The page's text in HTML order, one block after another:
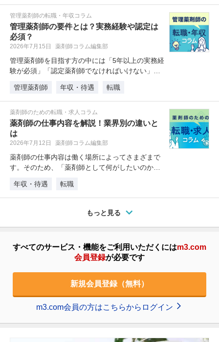
管理薬剤師の転職・年収コラム
管理薬剤師の要件とは？実務経験や認定は
必須？
2026年7月15日 薬剤師コラム編集部
管理薬剤師を目指す方の中には「5年以上の実務経
験が必須」「認定薬剤師でなければいけない」と
管理薬剤師
年収・待遇 転職
薬剤師のための転職・求人コラム
薬剤師の仕事内容を解説！業界別の違いと
は
2026年7月12日 薬剤師コラム編集部
薬剤師の仕事内容は働く場所によってさまざまで
す。そのため、「薬剤師として何がしたいのか」
年収・待遇
転職
もっと見る
すべてのサービス・機能をご利用いただくにはm3.com
会員登録が必要です
新規会員登録（無料）
m3.com会員の方はこちらからログイン